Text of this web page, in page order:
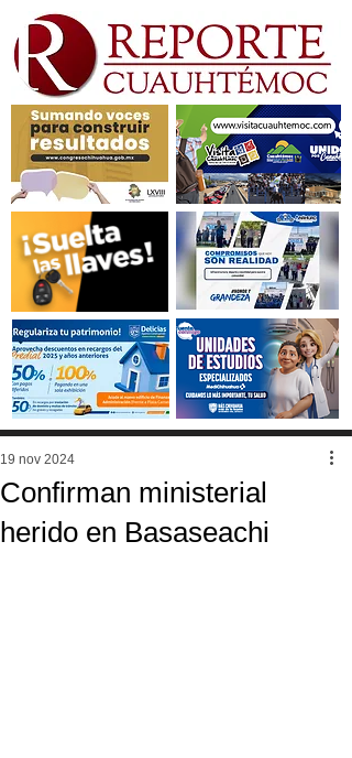
Confirman ministerial
herido en Basaseachi
19 nov 2024